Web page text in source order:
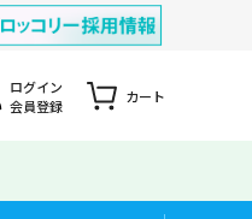
ログイン
会員登録
カート